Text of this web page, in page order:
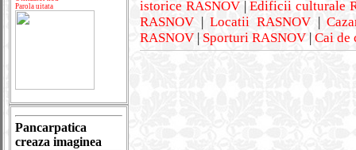
Parola uitata
Pancarpatica
creaza imaginea
istorice RASNOV|Edificii culturale
RASNOV |Locatii RASNOV |
RASNOV | Sporturi RASNOV| Cai de